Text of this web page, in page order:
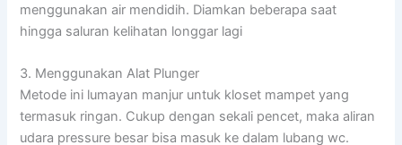
menggunakan air mendidih. Diamkan beberapa saat
hingga saluran kelihatan longgar lagi
3. Menggunakan Alat Plunger
Metode ini lumayan manjur untuk kloset mampet yang
termasuk ringan. Cukup dengan sekali pencet, maka aliran
udara pressure besar bisa masuk ke dalam lubang wc.